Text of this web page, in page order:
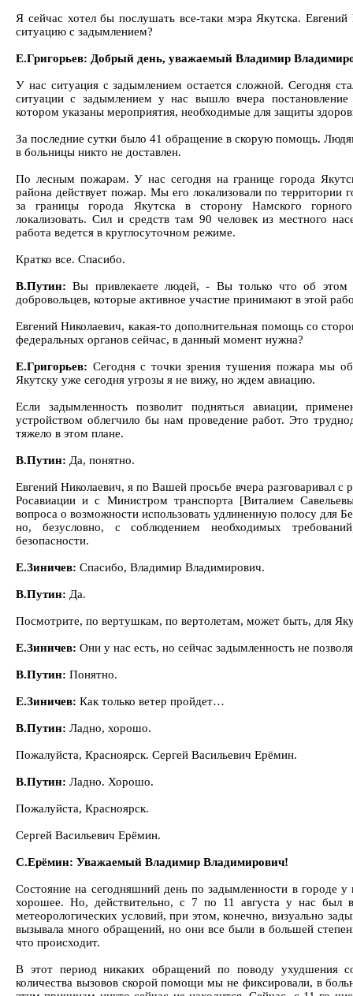
Я сейчас хотел бы послушать все-таки мэра Якутска.
ситуацию с задымлением?
Е.Григорьев: Добрый день, уважаемый Владимир
У нас ситуация с задымлением остается сложной. Сегодня
ситуации с задымлением у нас вышло вчера постановление
котором указаны мероприятия, необходимые для защиты
За последние сутки было 41 обращение в скорую помощь.
в больницы никто не доставлен.
По лесным пожарам. У нас сегодня на границе города
района действует пожар. Мы его локализовали по территории
за границы города Якутска в сторону Намского
локализовать. Сил и средств там 90 человек из местного
работа ведется в круглосуточном режиме.
Кратко все. Спасибо.
В.Путин:Вы привлекаете людей, - Вы только что об этом
добровольцев, которые активное участие принимают в этой
Евгений Николаевич, какая-то дополнительная помощь со
федеральных органов сейчас, в данный момент нужна?
Е.Григорьев: Сегодня с точки зрения тушения пожара мы
Якутску уже сегодня угрозы я не вижу, но ждем авиацию.
Если задымленность позволит подняться авиации,
устройством облегчило бы нам проведение работ. Это
тяжело в этом плане.
В.Путин: Да, понятно.
Евгений Николаевич, я по Вашей просьбе вчера разговаривал с
Росавиации и с Министром транспорта [Виталием
вопроса о возможности использовать удлиненную полосу для
но, безусловно, с соблюдением необходимых
безопасности.
Е.Зиничев: Спасибо, Владимир Владимирович.
В.Путин: Да.
Посмотрите, по вертушкам, по вертолетам, может быть, для
Е.Зиничев: Они у нас есть, но сейчас задымленность не
В.Путин: Понятно.
Е.Зиничев: Как только ветер пройдет…
В.Путин: Ладно, хорошо.
Пожалуйста, Красноярск. Сергей Васильевич Ерёмин.
В.Путин: Ладно. Хорошо.
Пожалуйста, Красноярск.
Сергей Васильевич Ерёмин.
С.Ерёмин: Уважаемый Владимир Владимирович!
Состояние на сегодняшний день по задымленности в городе у
хорошее. Но, действительно, с 7 по 11 августа у нас был
метеорологических условий, при этом, конечно, визуально
вызывала много обращений, но они все были в большей
что происходит.
В этот период никаких обращений по поводу ухудшения
количества вызовов скорой помощи мы не фиксировали, в